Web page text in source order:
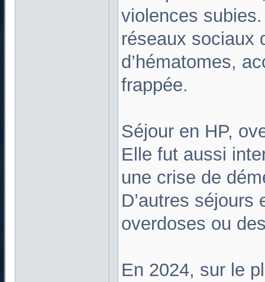
violences
réseaux sociaux
d’hématomes,
frappée.
Séjour en HP,
Elle fut aussi
une crise de
D’autres
overdoses ou
En 2024, sur le